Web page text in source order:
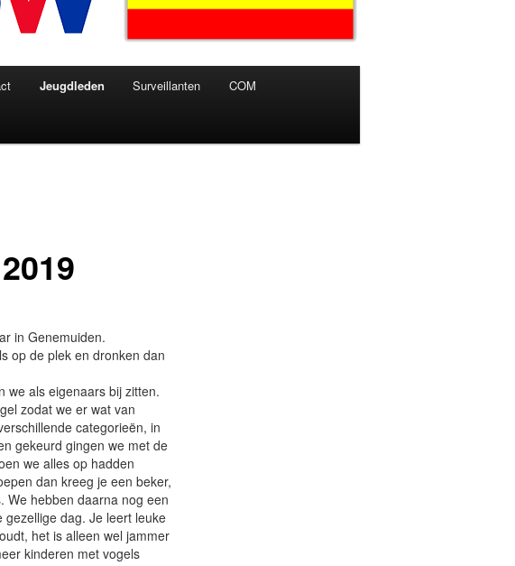
Jeugdleden Surveillanten COM
in Genemuiden.
op de plek en dronken dan
we als eigenaars bij zitten.
zodat we er wat van
categorieën, in
gekeurd gingen we met de
we alles op hadden
dan kreeg je een beker,
We hebben daarna nog een
dag. Je leert leuke
het is alleen wel jammer
kinderen met vogels